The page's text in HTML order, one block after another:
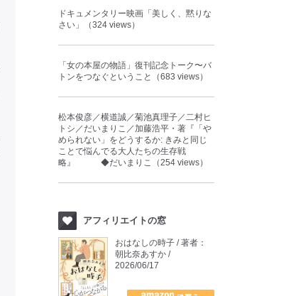
ドキュメンタリー映画「美しく、黙りな
さい」（324 views）
「女の本屋の物語」復刊記念トーク〜バ
トンをつなぐということ（683 views）
松本俊彦／横道誠／菊池真理子／二村ヒ
トシ／だいまりこ／加藤浩平・著『「や
められない」をどうするか: きみと同じ
ことで悩んでる大人たちの生存戦
略』 ◆だいまりこ（254 views）
アフィリエイトの窓
おはなしの時子 / 著者：
朝比奈あすか /
2026/06/17